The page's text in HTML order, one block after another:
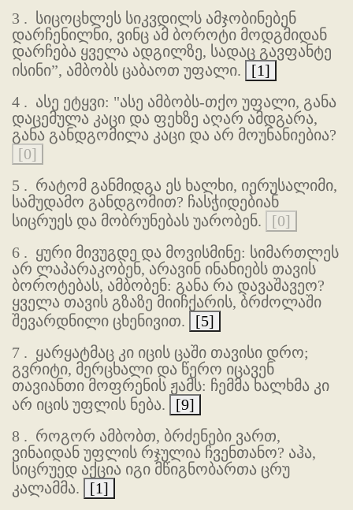
3 . სიცოცხლეს სიკვდილს ამჯობინებენ
დარჩენილნი, ვინც ამ ბოროტი მოდგმიდან
დარჩება ყველა ადგილზე, სადაც გავფანტე
ისინი”, ამბობს ცაბაოთ უფალი.
[1]
4 . ასე ეტყვი: "ასე ამბობს-თქო უფალი, განა
დაცემულა კაცი და ფეხზე აღარ ამდგარა,
განა განდგომილა კაცი და არ მოუნანიებია?
[0]
5 . რატომ განმიდგა ეს ხალხი, იერუსალიმი,
სამუდამო განდგომით? ჩასჭიდებიან
სიცრუეს და მობრუნებას უარობენ.
[0]
6 . ყური მივუგდე და მოვისმინე: სიმართლეს
არ ლაპარაკობენ, არავინ ინანიებს თავის
ბოროტებას, ამბობენ: განა რა დავაშავეო?
ყველა თავის გზაზე მიიჩქარის, ბრძოლაში
შევარდნილი ცხენივით.
[5]
7 . ყარყატმაც კი იცის ცაში თავისი დრო;
გვრიტი, მერცხალი და წერო იცავენ
თავიანთი მოფრენის ჟამს: ჩემმა ხალხმა კი
არ იცის უფლის ნება.
[9]
8 . როგორ ამბობთ, ბრძენები ვართ,
ვინაიდან უფლის რჯულია ჩვენთანო? აჰა,
სიცრუედ აქცია იგი მწიგნობართა ცრუ
კალამმა.
[1]